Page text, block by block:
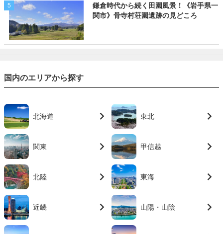
5
鎌倉時代から続く田園風景！《岩手県一
関市》骨寺村荘園遺跡の見どころ
国内のエリアから探す
北海道 東北
関東 甲信越
北陸 東海
近畿 山陽・山陰